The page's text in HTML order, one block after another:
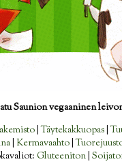
Saunion vegaaninen
|Täytekakkuopas |
Kermavaahto |
Gluteeniton|